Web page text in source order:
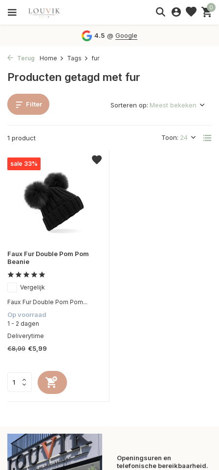
0
4.5 @Google
Terug Home Tags fur
Producten getagd met fur
Filter
1 product Toon:
Sorteren op:
sale 33%
Faux Fur Double Pom Pom
Beanie
Vergelijk
Faux Fur Double Pom Pom...
Op voorraad
1 - 2 dagen
Deliverytime
€8,99 €5,99
Openingsuren en
telefonische bereikbaarheid.